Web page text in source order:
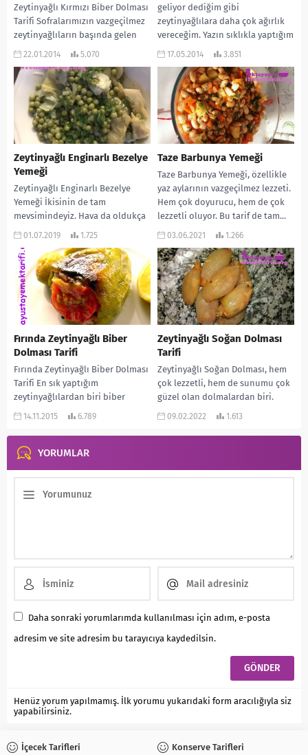
Zeytinyağlı Kırmızı Biber Dolması
Tarifi Sofralarımızın vazgeçilmez
zeytinyağlıların başında gelen
biber dolmasını Oktay Usta
yapmış. Çok da...
22.01.2014 5.070
geliyor dediğim gibi
zeytinyağlılara daha çok ağırlık
vereceğim. Yazın sıklıkla yaptığım
ve tadını çok sevdiğim bir...
17.05.2014 3.851
Zeytinyağlı Enginarlı Bezelye
Yemeği
Zeytinyağlı Enginarlı Bezelye
Yemeği İkisinin de tam
mevsimindeyiz. Hava da oldukça
sıcak. Böyle zamanlarda hafif
gün...
01.07.2019 1.725
Taze Barbunya Yemeği
Taze Barbunya Yemeği, özellikle
yaz aylarının vazgeçilmez lezzeti.
Hem çok doyurucu, hem de çok
lezzetli oluyor. Bu tarif de tam...
03.06.2021 1.266
Fırında Zeytinyağlı Biber
Dolması Tarifi
Fırında Zeytinyağlı Biber Dolması
Tarifi En sık yaptığım
zeytinyağlılardan biri biber
dolmasıdır. Gerçekten çok
misafirim gelecekse,...
14.11.2015 6.789
Zeytinyağlı Soğan Dolması
Tarifi
Zeytinyağlı Soğan Dolması, hem
çok lezzetli, hem de sunumu çok
güzel olan dolmalardan biri.
Ayrıca yapılışı da oldukça kolay.
09.02.2022 1.613
YORUMLAR
Daha sonraki yorumlarımda kullanılması için adım, e-posta
adresim ve site adresim bu tarayıcıya kaydedilsin.
Henüz yorum yapılmamış. İlk yorumu yukarıdaki form aracılığıyla siz
yapabilirsiniz.
İçecek Tarifleri Konserve Tarifleri